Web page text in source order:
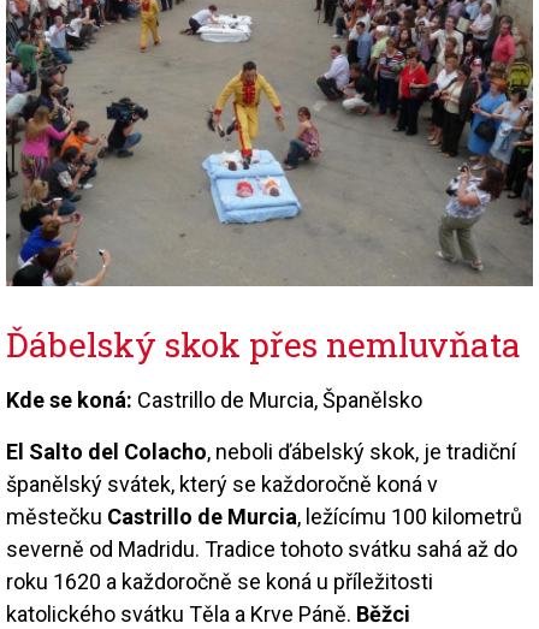
Ďábelský skok přes nemluvňata
Kde se koná: Castrillo de Murcia, Španělsko
El Salto del Colacho, neboli ďábelský skok, je tradiční
španělský svátek, který se každoročně koná v
městečku Castrillo de Murcia, ležícímu 100 kilometrů
severně od Madridu. Tradice tohoto svátku sahá až do
roku 1620 a každoročně se koná u příležitosti
katolického svátku Těla a Krve Páně. Běžci